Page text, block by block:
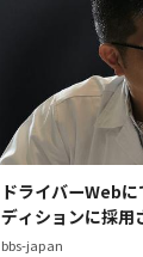
ドライバーWeb
ディションに採用
いただきました。
bbs-japan